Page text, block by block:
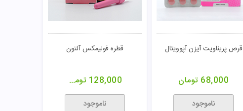
قرص پریناویت آیزن آپوویتال
68,000 تومان
ناموجود
قطره فولیمکس آلتون
128,000 تومان
ناموجود